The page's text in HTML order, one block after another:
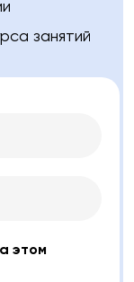
занятий
этом